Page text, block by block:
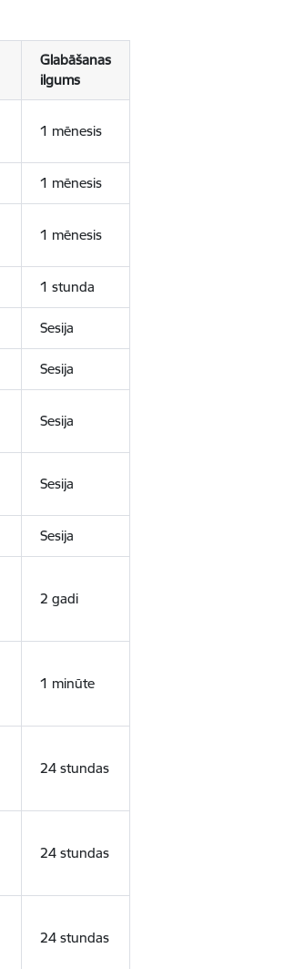
Glabāšanas
ilgums
1 mēnesis
1 mēnesis
1 mēnesis
1 stunda
Sesija
Sesija
Sesija
Sesija
Sesija
2 gadi
1 minūte
24 stundas
24 stundas
24 stundas